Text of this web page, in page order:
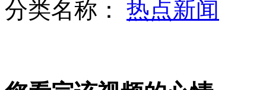
手机聊天约见面 女孩遇侵犯跳楼
江苏教育台因干露露母女骂人被停播
分类名称： 热点新闻